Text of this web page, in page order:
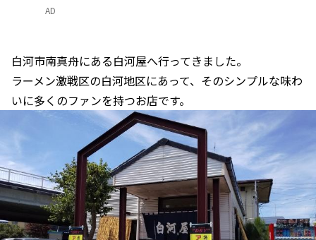
AD
白河市南真舟にある白河屋へ行ってきました。
ラーメン激戦区の白河地区にあって、そのシンプルな味わ
いに多くのファンを持つお店です。